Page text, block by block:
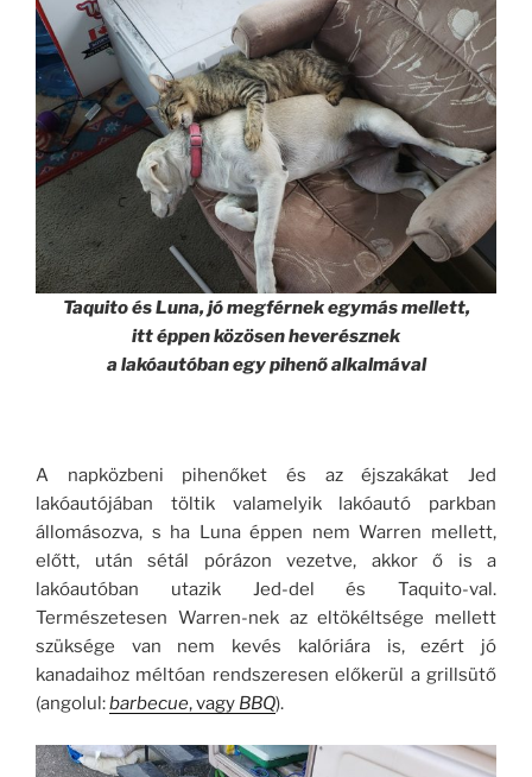
Taquito és Luna, jó megférnek egymás mellett,
itt éppen közösen heverésznek
a lakóautóban egy pihenő alkalmával
A napközbeni pihenőket és az éjszakákat Jed
lakóautójában töltik valamelyik lakóautó parkban
állomásozva, s ha Luna éppen nem Warren mellett,
előtt, után sétál pórázon vezetve, akkor ő is a
lakóautóban utazik Jed-del és Taquito-val.
Természetesen Warren-nek az eltökéltsége mellett
szüksége van nem kevés kalóriára is, ezért jó
kanadaihoz méltóan rendszeresen előkerül a grillsütő
(angolul:barbecue, vagy BBQ).